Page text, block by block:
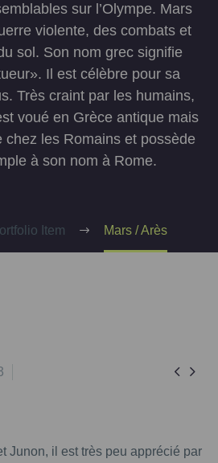
sur l’Olympe. Mars
violente, des combats et
sol. Son nom grec signifie
Il est célèbre pour sa
Très craint par les humains,
voué en Grèce antique mais
chez les Romains et possède
à son nom à Rome.
Item Mars / Arès
 
Junon, il est très peu apprécié par